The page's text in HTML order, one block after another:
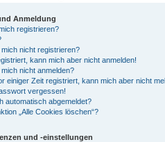
Anmeldung
registrieren?
nicht registrieren?
kann mich aber nicht anmelden!
nicht anmelden?
einiger Zeit registriert, kann mich aber nicht
vergessen!
automatisch abgemeldet?
„Alle Cookies löschen“?
und -einstellungen